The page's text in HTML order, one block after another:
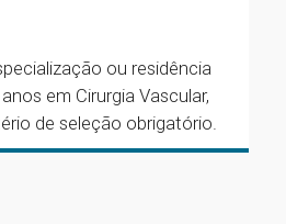
ou residência
em Cirurgia Vascular,
de seleção obrigatório.